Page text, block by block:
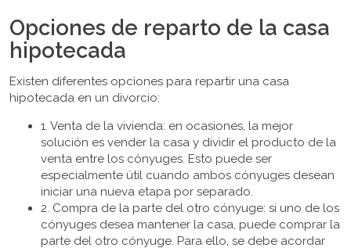
Opciones de reparto de la casa
hipotecada
Existen diferentes opciones para repartir una casa
hipotecada en un divorcio:
1. Venta de la vivienda: en ocasiones, la mejor
solución es vender la casa y dividir el producto de la
venta entre los cónyuges. Esto puede ser
especialmente útil cuando ambos cónyuges desean
iniciar una nueva etapa por separado.
2. Compra de la parte del otro cónyuge: si uno de los
cónyuges desea mantener la casa, puede comprar la
parte del otro cónyuge. Para ello, se debe acordar